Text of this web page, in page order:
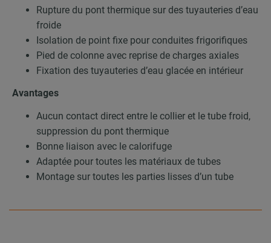
Rupture du pont thermique sur des tuyauteries d’eau
froide
Isolation de point fixe pour conduites frigorifiques
Pied de colonne avec reprise de charges axiales
Fixation des tuyauteries d’eau glacée en intérieur
Avantages
Aucun contact direct entre le collier et le tube froid,
suppression du pont thermique
Bonne liaison avec le calorifuge
Adaptée pour toutes les matériaux de tubes
Montage sur toutes les parties lisses d’un tube